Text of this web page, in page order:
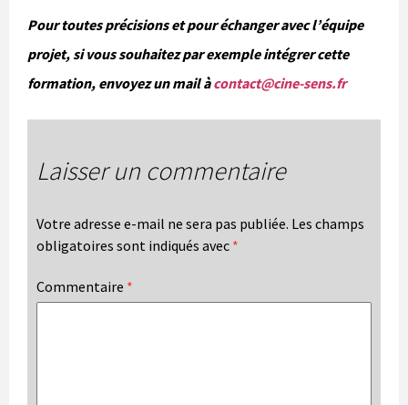
Pour toutes précisions et pour échanger avec l’équipe
projet, si vous souhaitez par exemple intégrer cette
formation, envoyez un mail àcontact@cine-sens.fr
Laisser un commentaire
Votre adresse e-mail ne sera pas publiée. Les champs
obligatoires sont indiqués avec *
Commentaire *